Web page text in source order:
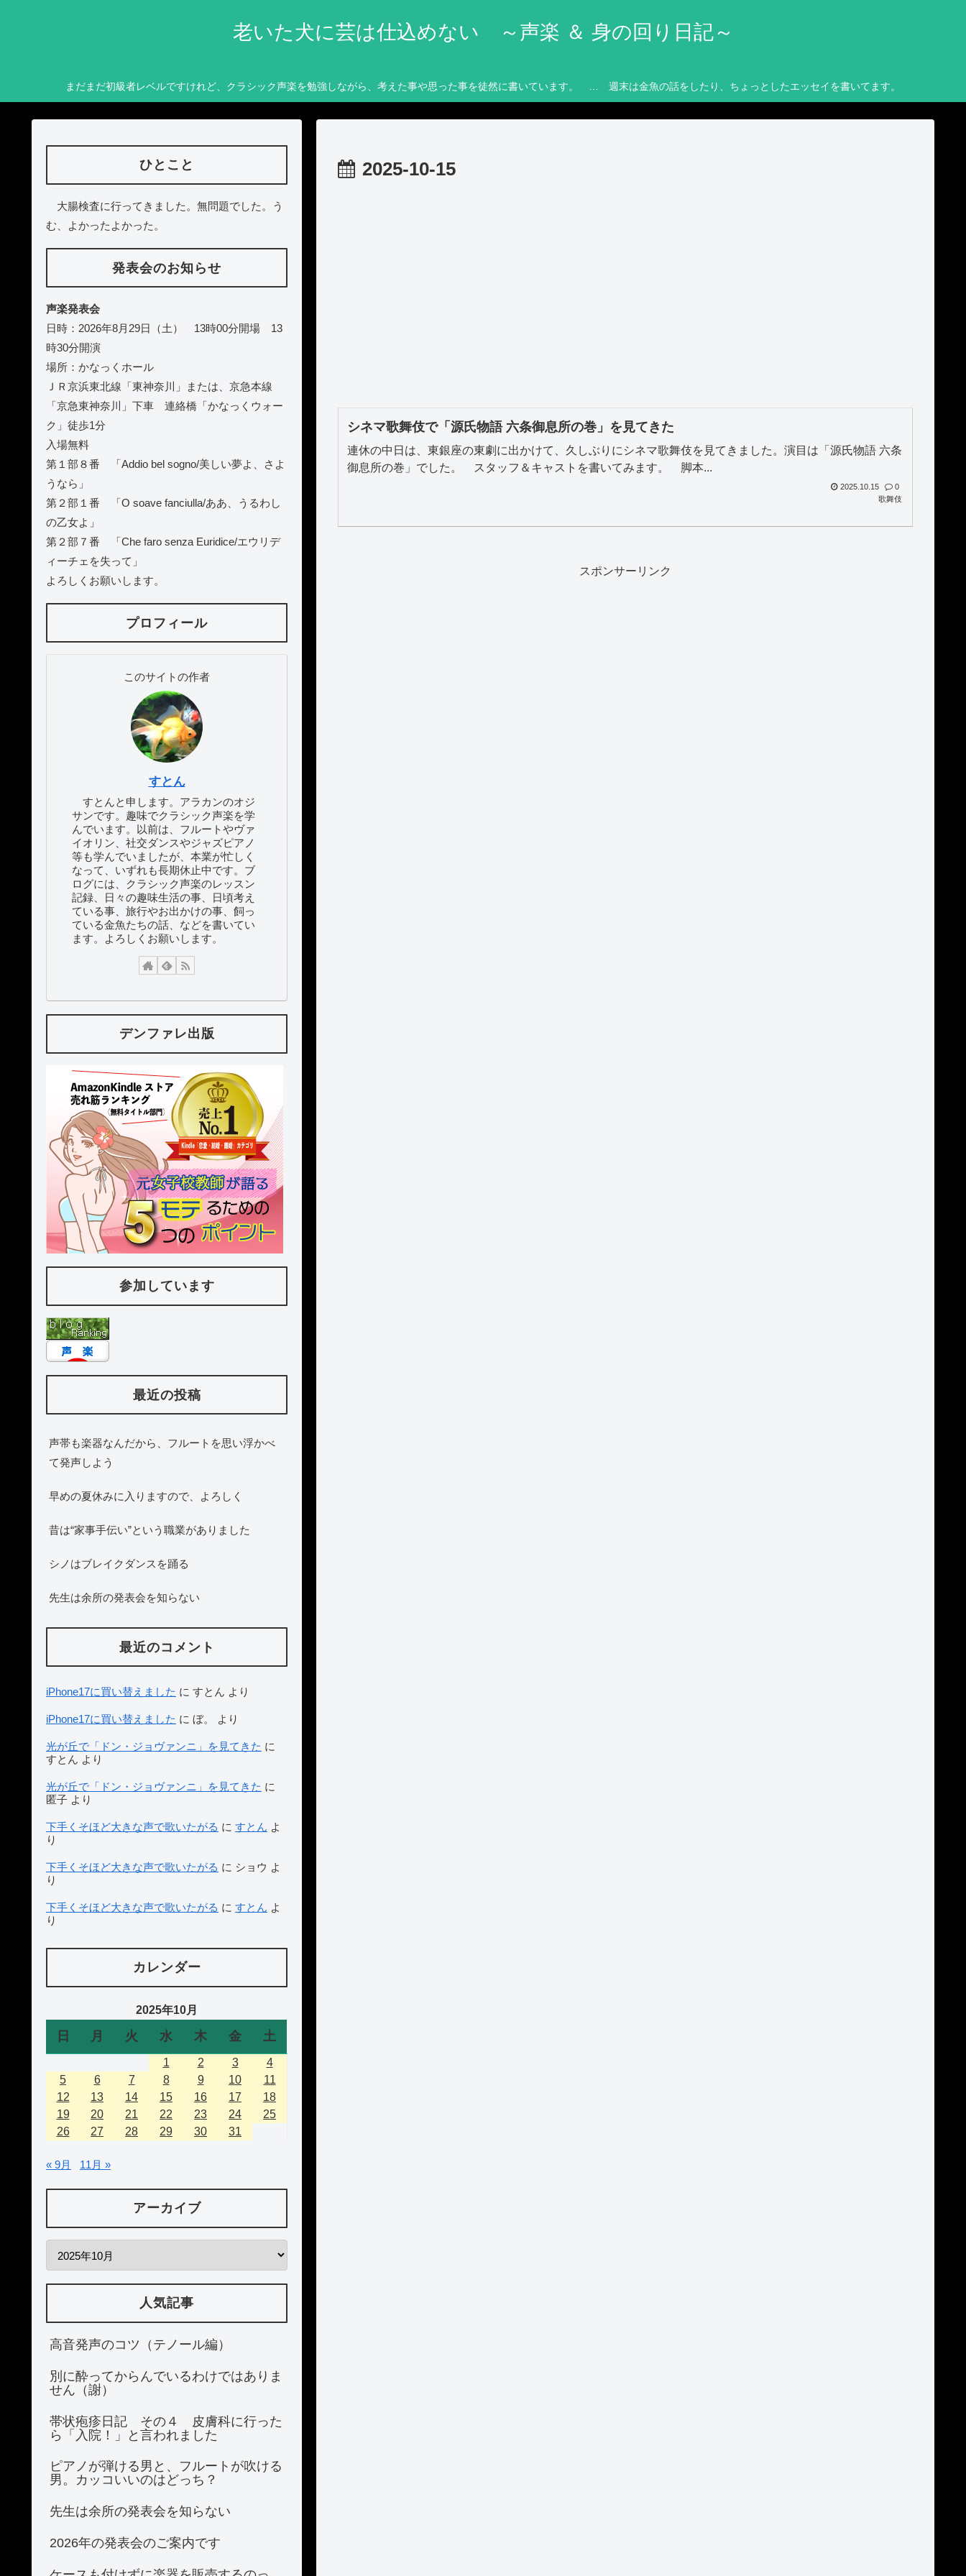
老いた犬に芸は仕込めない ～声楽 ＆ 身の回り日記～
まだまだ初級者レベルですけれど、クラシック声楽を勉強しながら、考えた事や思った事を徒然に書いています。 … 週末は金魚の話をしたり、ちょっとしたエッセイを書いてます。
2025-10-15
シネマ歌舞伎で「源氏物語 六条御息所の巻」を見てきた
連休の中日は、東銀座の東劇に出かけて、久しぶりにシネマ歌舞伎を見てきました。演目は「源氏物語 六条
御息所の巻」でした。 スタッフ＆キャストを書いてみます。 脚本...
2025.10.15
0
歌舞伎
スポンサーリンク
ひとこと
大腸検査に行ってきました。無問題でした。う
む、よかったよかった。
発表会のお知らせ
声楽発表会
日時：2026年8月29日（土） 13時00分開場 13
時30分開演
場所：かなっくホール
ＪＲ京浜東北線「東神奈川」または、京急本線
「京急東神奈川」下車 連絡橋「かなっくウォー
ク」徒歩1分
入場無料
第１部８番 「Addio bel sogno/美しい夢よ、さよ
うなら」
第２部１番 「O soave fanciulla/ああ、うるわし
の乙女よ」
第２部７番 「Che faro senza Euridice/エウリデ
ィーチェを失って」
よろしくお願いします。
プロフィール
このサイトの作者
すとん
すとんと申します。アラカンのオジ
サンです。趣味でクラシック声楽を学
んでいます。以前は、フルートやヴァ
イオリン、社交ダンスやジャズピアノ
等も学んでいましたが、本業が忙しく
なって、いずれも長期休止中です。ブ
ログには、クラシック声楽のレッスン
記録、日々の趣味生活の事、日頃考え
ている事、旅行やお出かけの事、飼っ
ている金魚たちの話、などを書いてい
ます。よろしくお願いします。
デンファレ出版
参加しています
最近の投稿
声帯も楽器なんだから、フルートを思い浮かべ
て発声しよう
早めの夏休みに入りますので、よろしく
昔は“家事手伝い”という職業がありました
シノはブレイクダンスを踊る
先生は余所の発表会を知らない
最近のコメント
iPhone17に買い替えました に すとん より
iPhone17に買い替えました に ぼ。 より
光が丘で「ドン・ジョヴァンニ」を見てきた に
すとん より
光が丘で「ドン・ジョヴァンニ」を見てきた に
匿子 より
下手くそほど大きな声で歌いたがる に すとん よ
り
下手くそほど大きな声で歌いたがる に ショウ よ
り
下手くそほど大きな声で歌いたがる に すとん よ
り
カレンダー
2025年10月
日 月 火 水 木 金 土
1 2 3
4
5
6 7 8 9 10
11
12
13 14 15 16 17
18
19
20 21 22 23 24
25
26
27 28 29 30 31
« 9月 11月 »
アーカイブ
人気記事
高音発声のコツ（テノール編）
別に酔ってからんでいるわけではありま
せん（謝）
帯状疱疹日記 その４ 皮膚科に行った
ら「入院！」と言われました
ピアノが弾ける男と、フルートが吹ける
男。カッコいいのはどっち？
先生は余所の発表会を知らない
2026年の発表会のご案内です